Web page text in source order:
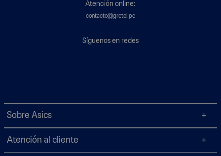
Atención online:
contacto@gretel.pe
Síguenos en redes
Sobre Asics
Atención al cliente